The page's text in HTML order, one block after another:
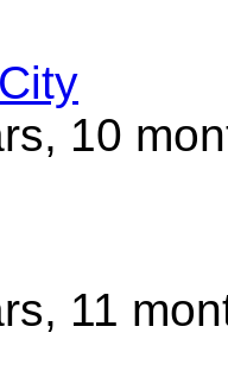
10
11